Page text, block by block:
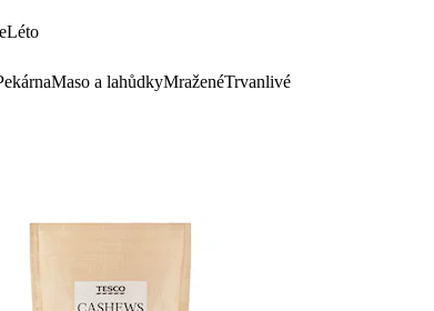
Léto
Maso a lahůdkyMraženéTrvanlivé